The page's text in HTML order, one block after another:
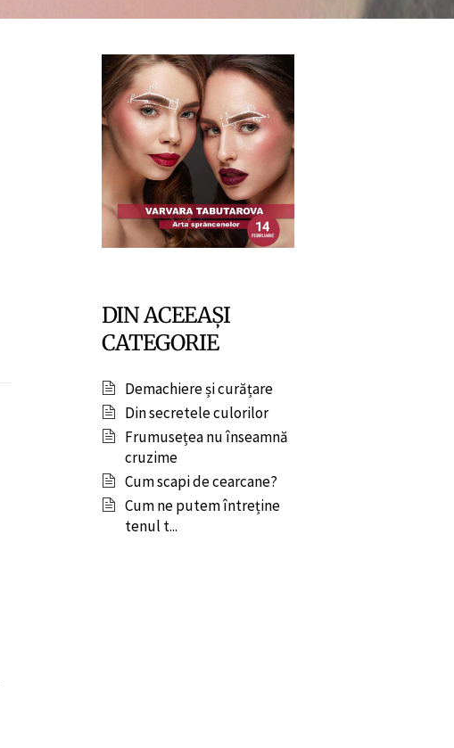
DIN ACEEAȘI
CATEGORIE
Demachiere și curățare
Din secretele culorilor
Frumusețea nu înseamnă
cruzime
Cum scapi de cearcane?
Cum ne putem întreține
tenul t...